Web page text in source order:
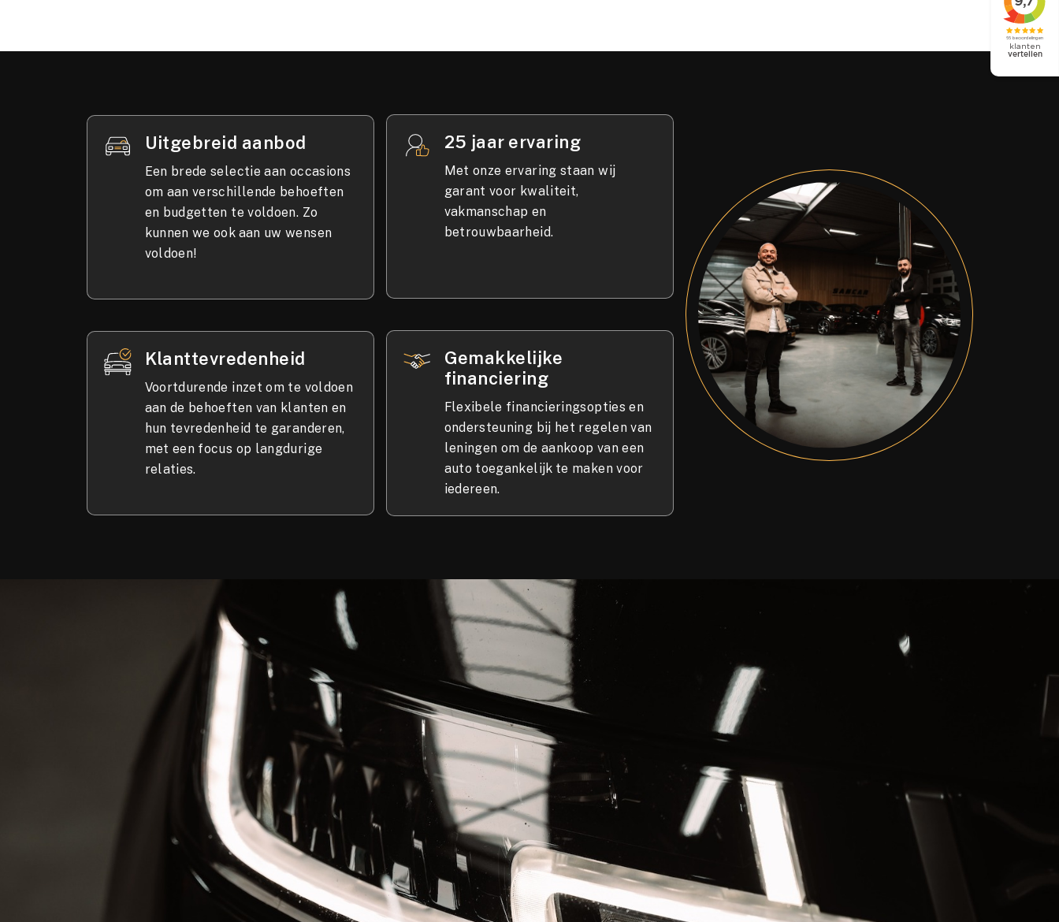
Uitgebreid aanbod
Een brede selectie aan occasions
om aan verschillende behoeften
en budgetten te voldoen. Zo
kunnen we ook aan uw wensen
voldoen!
Klanttevredenheid
Voortdurende inzet om te voldoen
aan de behoeften van klanten en
hun tevredenheid te garanderen,
met een focus op langdurige
relaties.
25 jaar ervaring
Met onze ervaring staan wij
garant voor kwaliteit,
vakmanschap en
betrouwbaarheid.
Gemakkelijke
financiering
Flexibele financieringsopties en
ondersteuning bij het regelen van
leningen om de aankoop van een
auto toegankelijk te maken voor
iedereen.